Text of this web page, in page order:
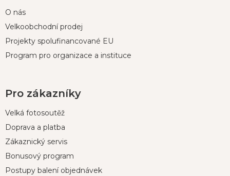
O nás
Velkoobchodní prodej
Projekty spolufinancované EU
Program pro organizace a instituce
Pro zákazníky
Velká fotosoutěž
Doprava a platba
Zákaznický servis
Bonusový program
Postupy balení objednávek